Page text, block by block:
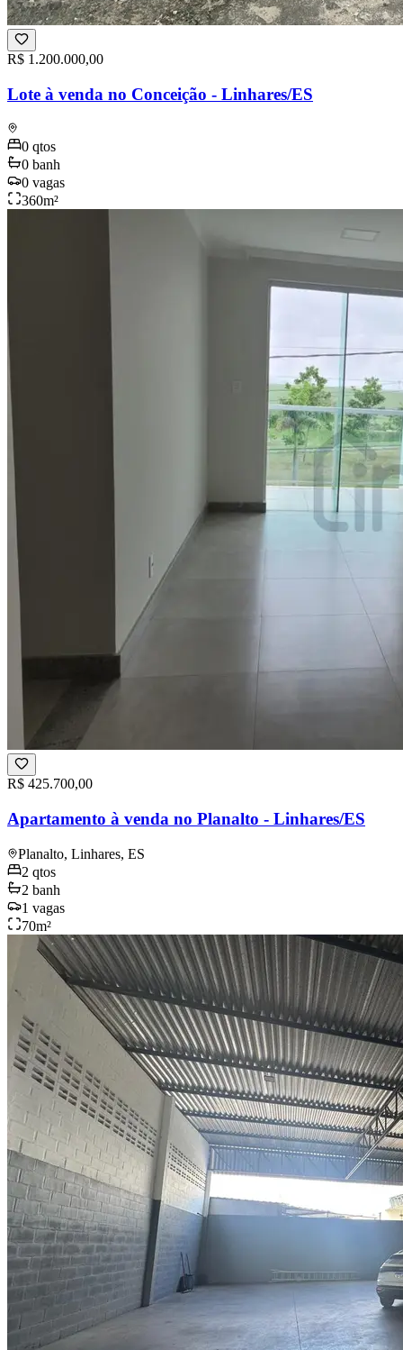
R$ 1.200.000,00
Lote à venda no Conceição - Linhares/ES
0 qtos
0 banh
0 vagas
360m²
R$ 425.700,00
Apartamento à venda no Planalto - Linhares/ES
Planalto, Linhares, ES
2 qtos
2 banh
1 vagas
70m²